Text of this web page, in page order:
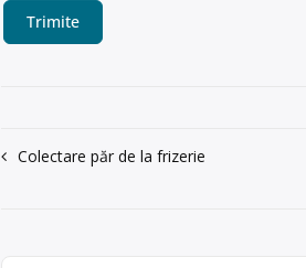
Navigare
Colectare păr de la frizerie